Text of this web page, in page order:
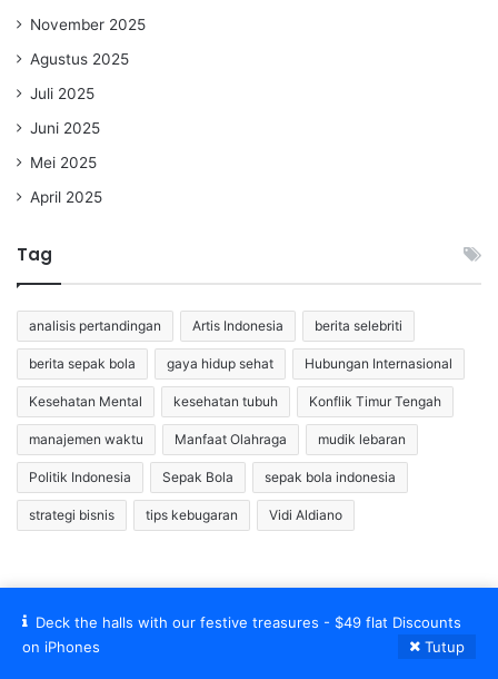
Deck the halls with our festive treasures - $49 flat Discounts
on iPhones
Tutup
November 2025
Agustus 2025
Juli 2025
Juni 2025
Mei 2025
April 2025
Tag
analisis pertandingan Artis Indonesia berita selebriti
berita sepak bola gaya hidup sehat Hubungan Internasional
Kesehatan Mental kesehatan tubuh Konflik Timur Tengah
manajemen waktu Manfaat Olahraga mudik lebaran
Politik Indonesia Sepak Bola sepak bola indonesia
strategi bisnis tips kebugaran Vidi Aldiano